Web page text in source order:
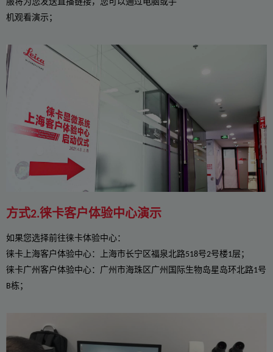
服将为您发送直播链接，您可以通过电脑或手
机观看演示；
方式2.徕卡客户体验中心演示
如果您选择前往徕卡体验中心：
徕卡上海客户体验中心：上海市长宁区福泉北路518号2号楼1层；
徕卡广州客户体验中心：广州市海珠区广州国际生物岛星岛环北路1号
B栋；